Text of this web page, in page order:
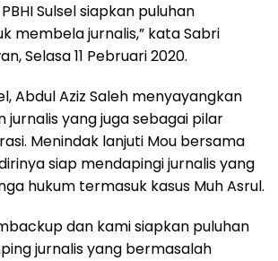
Sulsel siapkan puluhan
membela jurnalis,” kata Sabri
Selasa 11 Pebruari 2020.
Abdul Aziz Saleh menyayangkan
jurnalis yang juga sebagai pilar
Menindak lanjuti Mou bersama
siap mendapingi jurnalis yang
hukum termasuk kasus Muh Asrul.
dan kami siapkan puluhan
jurnalis yang bermasalah